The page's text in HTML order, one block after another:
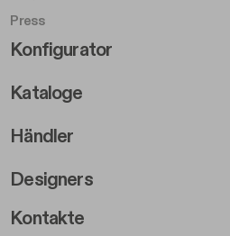
Press
Footer Right Middle
Konfigurator
Kataloge
Händler
Designers
Footer Right 2
Kontakte